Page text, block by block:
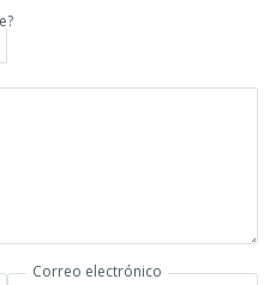
Correo electrónico